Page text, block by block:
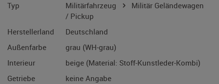
Typ
Militärfahrzeug
Militär Geländewagen
/ Pickup
Herstellerland
Deutschland
Außenfarbe
grau (WH-grau)
Interieur
beige (Material: Stoff-Kunstleder-Kombi)
Getriebe
keine Angabe